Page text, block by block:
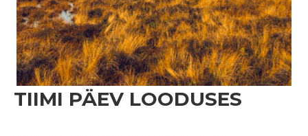
TIIMI PÄEV LOODUSES